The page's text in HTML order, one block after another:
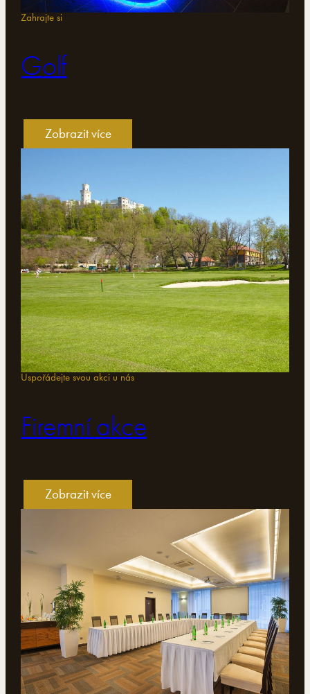
Zahrajte si
Golf
Zobrazit více
Uspořádejte svou akci u nás
Firemní akce
Zobrazit více